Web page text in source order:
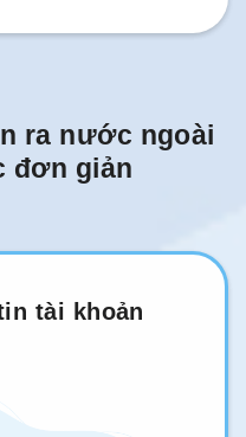
ra nước ngoài
đơn giản
tài khoản